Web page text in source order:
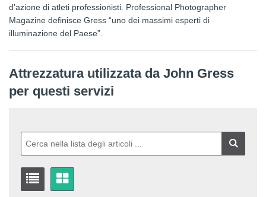
d’azione di atleti professionisti. Professional Photographer
Magazine definisce Gress “uno dei massimi esperti di
illuminazione del Paese”.
Attrezzatura utilizzata da John Gress
per questi servizi